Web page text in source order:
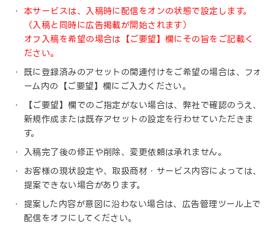
本サービスは、入稿時に配信をオンの状態で設定します。
（入稿と同時に広告掲載が開始されます）
オフ入稿を希望の場合は【ご要望】欄にその旨をご記載く
ださい。
既に登録済みのアセットの関連付けをご希望の場合は、フォ
ーム内の【ご要望】欄にご入力ください。
【ご要望】欄でのご指定がない場合は、弊社で確認のうえ、
新規作成または既存アセットの設定を行わせていただきま
す。
入稿完了後の修正や削除、変更依頼は承れません。
お客様の現状設定や、取扱商材・サービス内容によっては、
提案できない場合があります。
提案した内容が意図に沿わない場合は、広告管理ツール上で
配信をオフにしてください。